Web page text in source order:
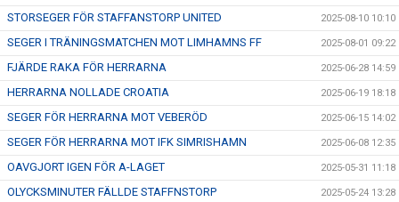
STORSEGER FÖR STAFFANSTORP UNITED 2025-08-10 10:10
SEGER I TRÄNINGSMATCHEN MOT LIMHAMNS FF 2025-08-01 09:22
FJÄRDE RAKA FÖR HERRARNA 2025-06-28 14:59
HERRARNA NOLLADE CROATIA 2025-06-19 18:18
SEGER FÖR HERRARNA MOT VEBERÖD 2025-06-15 14:02
SEGER FÖR HERRARNA MOT IFK SIMRISHAMN 2025-06-08 12:35
OAVGJORT IGEN FÖR A-LAGET 2025-05-31 11:18
OLYCKSMINUTER FÄLLDE STAFFNSTORP 2025-05-24 13:28